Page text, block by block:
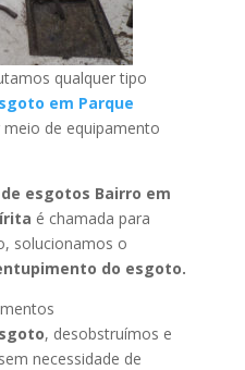
qualquer tipo
em Parque
meio de equipamento
esgotos Bairro em
é chamada para
solucionamos o
do esgoto.
, desobstruímos e
necessidade de